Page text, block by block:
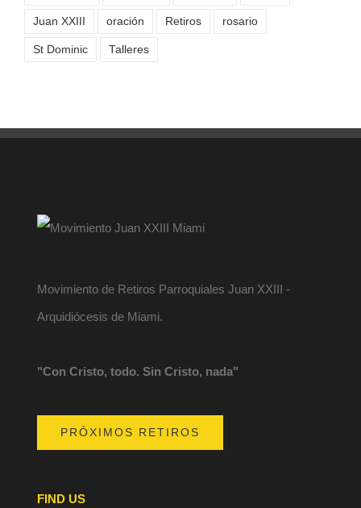
Juan XXIII oración Retiros rosario
St Dominic Talleres
Movimiento de Retiros Parroquiales Juan XXIII -
Arquidiócesis de Miami.
"Con Cristo, todo. Sin Cristo, nada"
PRÓXIMOS RETIROS
FIND US